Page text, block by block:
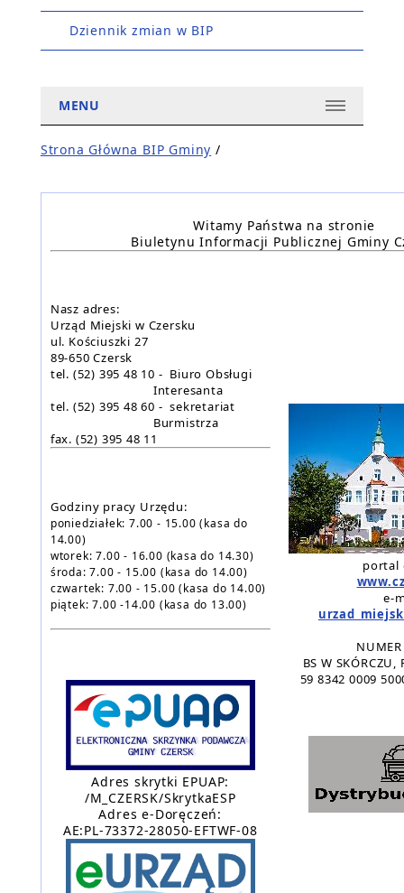
Dziennik zmian w BIP
MENU
Strona Główna BIP Gminy /
Witamy Państwa na stronie
Biuletynu Informacji Publicznej Gminy
Nasz adres:
Urząd Miejski w Czersku
ul. Kościuszki 27
89-650 Czersk
tel. (52) 395 48 10 - Biuro Obsługi
Interesanta
tel. (52) 395 48 60 - sekretariat
Burmistrza
fax. (52) 395 48 11
portal
e-
BS W SKÓRCZU,
59 8342 0009
Godziny pracy Urzędu:
poniedziałek: 7.00 - 15.00 (kasa do
14.00)
wtorek: 7.00 - 16.00 (kasa do 14.30)
środa: 7.00 - 15.00 (kasa do 14.00)
czwartek: 7.00 - 15.00 (kasa do 14.00)
piątek: 7.00 -14.00 (kasa do 13.00)
Adres skrytki EPUAP:
/M_CZERSK/SkrytkaESP
Adres e-Doręczeń:
AE:PL-73372-28050-EFTWF-08